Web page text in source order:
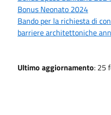
Bonus Neonato 2024
Bando per la richiesta di
barriere architettoniche
Ultimo aggiornamento: 25